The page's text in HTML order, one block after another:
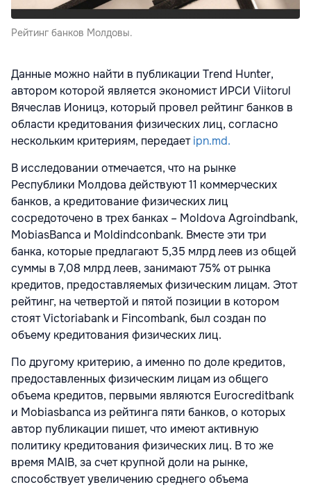
Рейтинг банков Молдовы.
Данные можно найти в публикации Trend Hunter,
автором которой является экономист ИРСИ Viitorul
Вячеслав Ионицэ, который провел рейтинг банков в
области кредитования физических лиц, согласно
нескольким критериям, передаетipn.md.
В исследовании отмечается, что на рынке
Республики Молдова действуют 11 коммерческих
банков, а кредитование физических лиц
сосредоточено в трех банках – Moldova Agroindbank,
MobiasBanca и Moldindconbank. Вместе эти три
банка, которые предлагают 5,35 млрд леев из общей
суммы в 7,08 млрд леев, занимают 75% от рынка
кредитов, предоставляемых физическим лицам. Этот
рейтинг, на четвертой и пятой позиции в котором
стоят Victoriabank и Fincombank, был создан по
объему кредитования физических лиц.
По другому критерию, а именно по доле кредитов,
предоставленных физическим лицам из общего
объема кредитов, первыми являются Eurocreditbank
и Mobiasbanca из рейтинга пяти банков, о которых
автор публикации пишет, что имеют активную
политику кредитования физических лиц. В то же
время MAIB, за счет крупной доли на рынке,
способствует увеличению среднего объема